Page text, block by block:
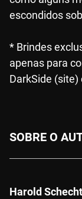
escondidos
* Brindes
apenas para
DarkSide (site)
SOBRE O
Harold